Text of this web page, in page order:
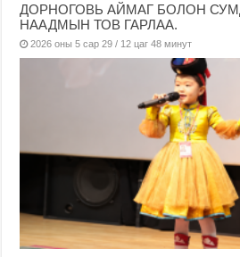
ДОРНОГОВЬ АЙМАГ БОЛОН
НААДМЫН ТОВ ГАРЛАА.
2026 оны 5 сар 29 / 12 цаг 48 минут